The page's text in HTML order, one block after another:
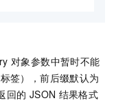
对象参数中暂时不能
标签），前后缀默认为
回的 JSON 结果格式